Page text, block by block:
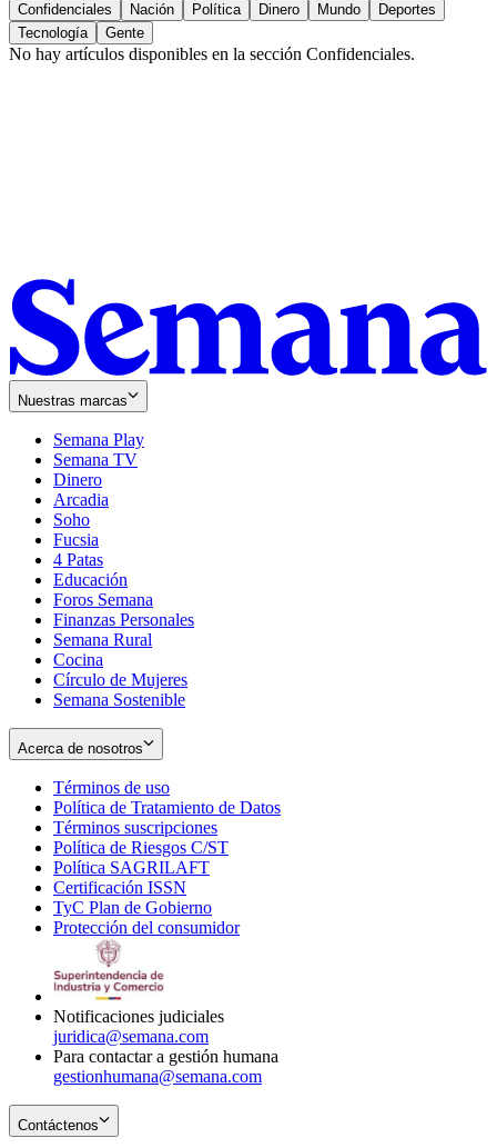
Confidenciales Nación Política Dinero Mundo
Deportes
Tecnología
Gente
No hay artículos disponibles en la sección Confidenciales.
Nuestras marcas
Semana Play
Semana TV
Dinero
Arcadia
Soho
in
new
window
Fucsia
in
new
window
4 Patas
Educación
Foros Semana
Finanzas Personales
Semana Rural
Cocina
Círculo de Mujeres
Semana Sostenible
Acerca de nosotros
Términos de uso
in
new
window
Política de Tratamiento de Datos
Términos suscripciones
in
Política de Riesgos C/ST
Política SAGRILAFT
new
window
Certificación ISSN
in
new
TyC Plan de Gobierno
in
Protección del consumidorOpens
Notificaciones judiciales
juridica@semana.com
Para contactar a gestión humana
gestionhumana@semana.com
Contáctenos